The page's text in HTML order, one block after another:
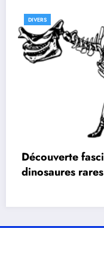
DIVERS
Découverte
dinosaures rares